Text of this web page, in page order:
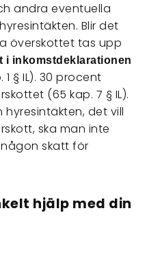
andra eventuella
Blir det
överskottet tas upp
i inkomstdeklarationen
1 § IL). 30 procent
(65 kap. 7 § IL).
det vill
ska man inte
skatt för
hjälp med din